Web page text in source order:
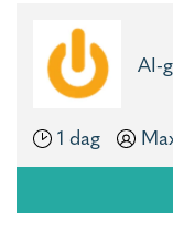
AI-
1 dag